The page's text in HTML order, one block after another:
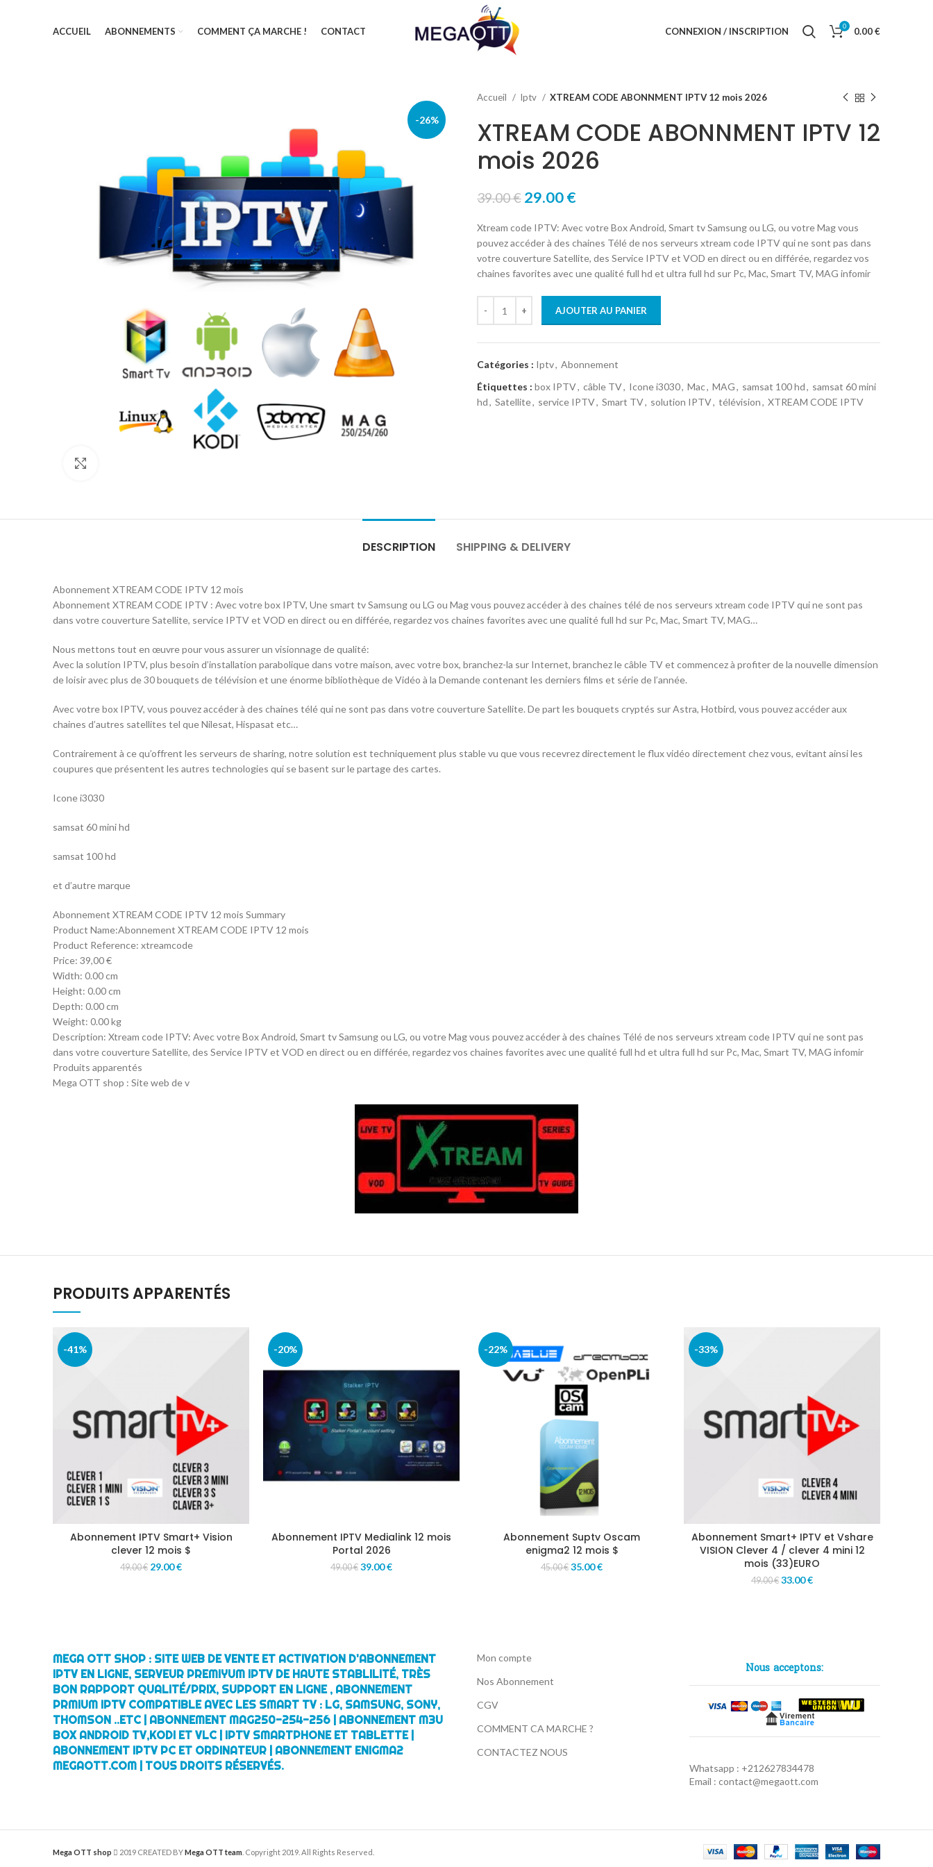
ACCUEIL ABONNEMENTS COMMENT ÇA MARCHE ! CONTACT CONNEXION / INSCRIPTION 0 0.00€
-26%
Accueil Iptv XTREAM CODE ABONNMENT IPTV 12 mois 2026
XTREAM CODE ABONNMENT IPTV 12
mois 2026
39.00€ 29.00€
Xtream code IPTV: Avec votre Box Android, Smart tv Samsung ou LG, ou votre Mag vous
pouvez accéder à des chaines Télé de nos serveurs xtream code IPTV qui ne sont pas dans
votre couverture Satellite, des Service IPTV et VOD en direct ou en différée, regardez vos
chaines favorites avec une qualité full hd et ultra full hd sur Pc, Mac, Smart TV, MAG infomir
AJOUTER AU PANIER
Catégories : Iptv, Abonnement
Étiquettes : box IPTV, câble TV, Icone i3030, Mac, MAG, samsat 100 hd, samsat 60 mini
hd, Satellite, service IPTV, Smart TV, solution IPTV, télévision, XTREAM CODE IPTV
DESCRIPTION SHIPPING & DELIVERY
Abonnement XTREAM CODE IPTV 12 mois
Abonnement XTREAM CODE IPTV : Avec votre box IPTV, Une smart tv Samsung ou LG ou Mag vous pouvez accéder à des chaines télé de nos serveurs xtream code IPTV qui ne sont pas
dans votre couverture Satellite, service IPTV et VOD en direct ou en différée, regardez vos chaines favorites avec une qualité full hd sur Pc, Mac, Smart TV, MAG…
Nous mettons tout en œuvre pour vous assurer un visionnage de qualité:
Avec la solution IPTV, plus besoin d’installation parabolique dans votre maison, avec votre box, branchez-la sur Internet, branchez le câble TV et commencez à profiter de la nouvelle dimension
de loisir avec plus de 30 bouquets de télévision et une énorme bibliothèque de Vidéo à la Demande contenant les derniers films et série de l’année.
Avec votre box IPTV, vous pouvez accéder à des chaines télé qui ne sont pas dans votre couverture Satellite. De part les bouquets cryptés sur Astra, Hotbird, vous pouvez accéder aux
chaines d’autres satellites tel que Nilesat, Hispasat etc…
Contrairement à ce qu’offrent les serveurs de sharing, notre solution est techniquement plus stable vu que vous recevrez directement le flux vidéo directement chez vous, evitant ainsi les
coupures que présentent les autres technologies qui se basent sur le partage des cartes.
Icone i3030
samsat 60 mini hd
samsat 100 hd
et d’autre marque
Abonnement XTREAM CODE IPTV 12 mois Summary
Product Name:Abonnement XTREAM CODE IPTV 12 mois
Product Reference: xtreamcode
Price: 39,00 €
Width: 0.00 cm
Height: 0.00 cm
Depth: 0.00 cm
Weight: 0.00 kg
Description: Xtream code IPTV: Avec votre Box Android, Smart tv Samsung ou LG, ou votre Mag vous pouvez accéder à des chaines Télé de nos serveurs xtream code IPTV qui ne sont pas
dans votre couverture Satellite, des Service IPTV et VOD en direct ou en différée, regardez vos chaines favorites avec une qualité full hd et ultra full hd sur Pc, Mac, Smart TV, MAG infomir
Produits apparentés
Mega OTT shop : Site web de v
PRODUITS APPARENTÉS
-41%
Abonnement IPTV Smart+ Vision
clever 12 mois $
49.00€ 29.00€
-20%
Abonnement IPTV Medialink 12 mois
Portal 2026
49.00€ 39.00€
-22%
Abonnement Suptv Oscam
enigma2 12 mois $
45.00€ 35.00€
-33%
Abonnement Smart+ IPTV et Vshare
VISION Clever 4 / clever 4 mini 12
mois (33)EURO
49.00€ 33.00€
MEGA OTT SHOP : SITE WEB DE VENTE ET ACTIVATION D'ABONNEMENT
IPTV EN LIGNE, SERVEUR PREMIYUM IPTV DE HAUTE STABLILITÉ, TRÈS
BON RAPPORT QUALITÉ/PRIX, SUPPORT EN LIGNE , ABONNEMENT
PRMIUM IPTV COMPATIBLE AVEC LES SMART TV : LG, SAMSUNG, SONY,
THOMSON ..ETC | ABONNEMENT MAG250-254-256 | ABONNEMENT M3U
BOX ANDROID TV,KODI ET VLC | IPTV SMARTPHONE ET TABLETTE |
ABONNEMENT IPTV PC ET ORDINATEUR | ABONNEMENT ENIGMA2
MEGAOTT.COM | TOUS DROITS RÉSERVÉS.
Mon compte
Nos Abonnement
CGV
COMMENT CA MARCHE ?
CONTACTEZ NOUS
Nous acceptons:
Whatsapp : +212627834478
Email : contact@megaott.com
Mega OTT shop 2019 CREATED BYMega OTT team . Copyright 2019. All Rights Reserved.